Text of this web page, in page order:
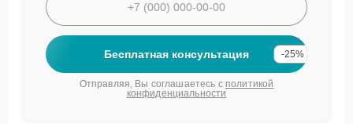
Бесплатная консультация -25%
Отправляя, Вы соглашаетесь с политикой
конфиденциальности